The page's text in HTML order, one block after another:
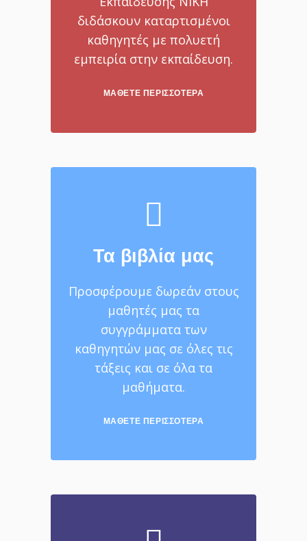
διδάσκουν καταρτισμένοι
καθηγητές με πολυετή
εμπειρία στην εκπαίδευση.
ΜΆΘΕΤΕ ΠΕΡΙΣΣΌΤΕΡΑ
Τα βιβλία μας
Προσφέρουμε δωρεάν στους
μαθητές μας τα
συγγράμματα των
καθηγητών μας σε όλες τις
τάξεις και σε όλα τα
μαθήματα.
ΜΆΘΕΤΕ ΠΕΡΙΣΣΌΤΕΡΑ